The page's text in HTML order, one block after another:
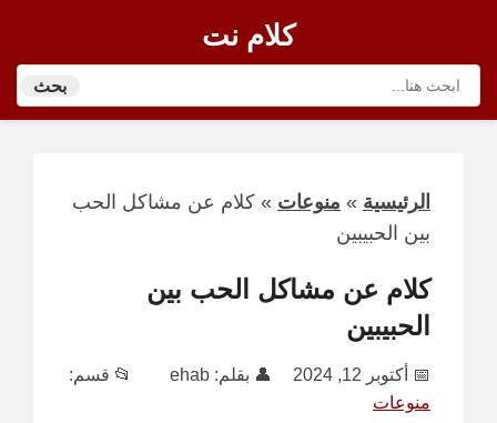
كلام نت
بحث
الرئيسية » منوعات » كلام عن مشاكل الحب
بين الحبيبين
كلام عن مشاكل الحب بين
الحبيبين
📅 أكتوبر 12, 2024 👤 بقلم: ehab
📂 قسم:
منوعات